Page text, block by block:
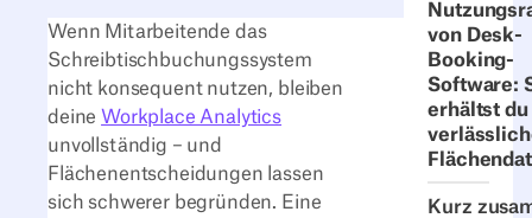
von Desk-
Booking-
Software:
erhältst du
Kurz
Wenn Mitarbeitende das
Schreibtischbuchungssystem
nicht konsequent nutzen, bleiben
deine Workplace Analytics
unvollständig – und
Flächenentscheidungen lassen
sich schwerer begründen. Eine